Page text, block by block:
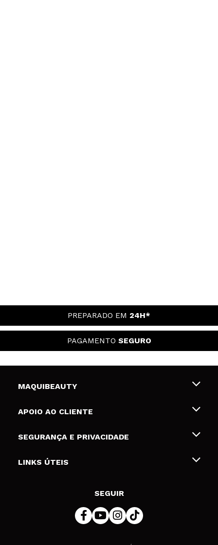
PREPARADO EM 24H*
PAGAMENTO SEGURO
MAQUIBEAUTY
Sobre nós
Gift Cards
APOIO AO CLIENTE
Envios e Devoluções
Formas de pagamento
SEGURANÇA E PRIVACIDADE
Termos e Privacidade
LINKS ÚTEIS
SEGUIR